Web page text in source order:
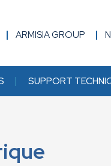
ARMISIA GROUP
SUPPORT